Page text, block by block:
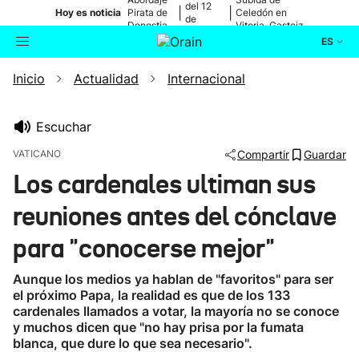
Hoy es noticia Pirata de
Donostia
del 12
de
Celedón en
Vitoria-Gasteiz
ES
Buscador Actualidad
Ikusmiran
Eguraldia
Inicio Actualidad Internacional
Escuchar
VATICANO Compartir Guardar
Los cardenales ultiman sus
reuniones antes del cónclave
para "conocerse mejor"
Aunque los medios ya hablan de "favoritos" para ser
el próximo Papa, la realidad es que de los 133
cardenales llamados a votar, la mayoría no se conoce
y muchos dicen que "no hay prisa por la fumata
blanca, que dure lo que sea necesario".